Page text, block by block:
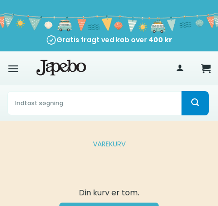
til
indhold
Gratis fragt ved køb over 400 kr
Søg
efter:
VAREKURV
Din kurv er tom.